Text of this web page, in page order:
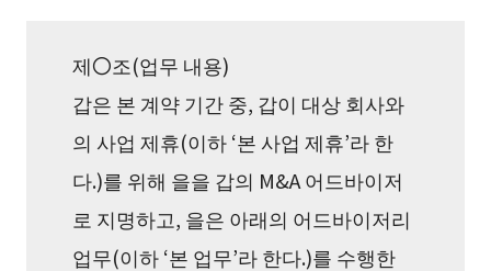
제〇조(업무 내용)
갑은 본 계약 기간 중, 갑이 대상 회사와
의 사업 제휴(이하 ‘본 사업 제휴’라 한
다.)를 위해 을을 갑의 M&A 어드바이저
로 지명하고, 을은 아래의 어드바이저리
업무(이하 ‘본 업무’라 한다.)를 수행한